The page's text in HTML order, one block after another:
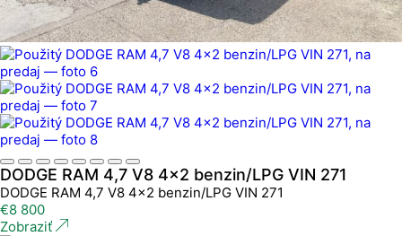
DODGE RAM 4,7 V8 4x2 benzin/LPG VIN 271
DODGE RAM 4,7 V8 4x2 benzin/LPG VIN 271
€8 800
Zobraziť